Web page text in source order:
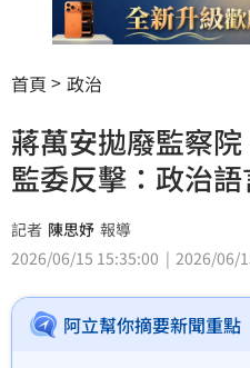
首頁 政治
蔣萬安拋廢監察
監委反擊：政治語
記者 陳思妤 報導
2026/06/15 15:35:00
2026/06/
阿立幫你摘要新聞重點